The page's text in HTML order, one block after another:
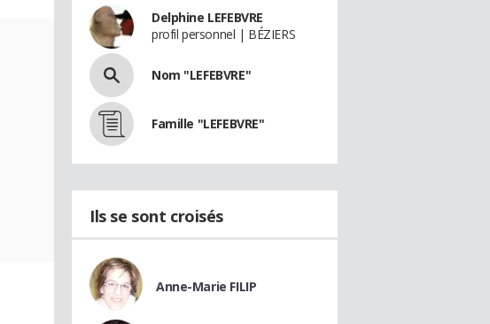
Delphine LEFEBVRE
profil personnel | BÉZIERS
Nom "LEFEBVRE"
Famille "LEFEBVRE"
Ils se sont croisés
Anne-Marie FILIP